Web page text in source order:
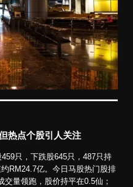
热点个股引人关注
只，下跌股645只，487只持
RM24.7亿。今日马股热门股排
量领跑，股价持平在0.5仙；